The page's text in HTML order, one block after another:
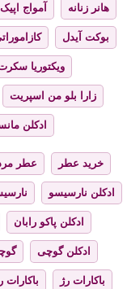
هانر زنانه آمواج اپیک
بوکت آیدل
ویکتوریا
زارا بلو من اسپریت
ادکلن
خرید عطر عطر
ادکلن نارسیسو
ادکلن پاکو رابان
ادکلن گوچی
باکارات رژ باکارات